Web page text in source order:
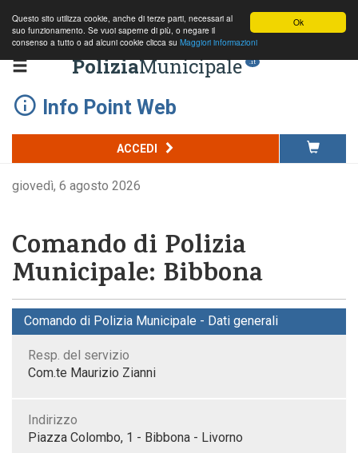
Ok
Questo sito utilizza cookie, anche di terze parti, necessari al
suo funzionamento. Se vuoi saperne di più, o negare il
consenso a tutto o ad alcuni cookie clicca su Maggiori informazioni
PoliziaMunicipale .it
Info Point Web
ACCEDI
giovedì, 6 agosto 2026
Comando di Polizia
Municipale: Bibbona
Comando di Polizia Municipale - Dati generali
Resp. del servizio
Com.te Maurizio Zianni
Indirizzo
Piazza Colombo, 1 - Bibbona - Livorno